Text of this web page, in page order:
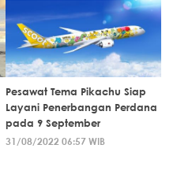
Pesawat Tema Pikachu Siap
Layani Penerbangan Perdana
pada 9 September
31/08/2022 06:57 WIB